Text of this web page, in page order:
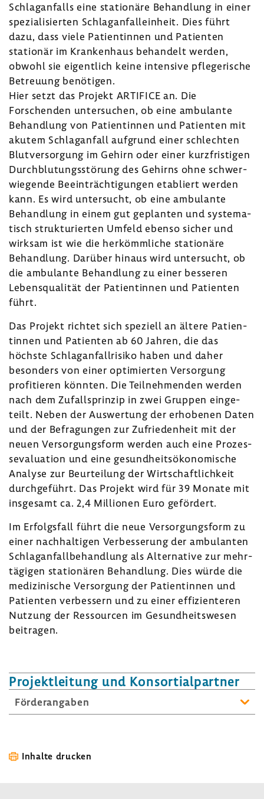
Schlag­an­falls eine statio­näre Behand­lung in einer
spezia­li­sierten Schlag­an­fal­l­ein­heit. Dies führt
dazu, dass viele Pati­en­tinnen und Pati­enten
stationär im Kran­ken­haus behan­delt werden,
obwohl sie eigent­lich keine inten­sive pfle­ge­ri­sche
Betreuung benö­tigen.
Hier setzt das Projekt ARTI­FICE an. Die
Forschenden unter­su­chen, ob eine ambu­lante
Behand­lung von Pati­en­tinnen und Pati­enten mit
akutem Schlag­an­fall aufgrund einer schlechten
Blut­ver­sor­gung im Gehirn oder einer kurz­fris­tigen
Durch­blu­tungs­stö­rung des Gehirns ohne schwer­
wie­gende Beein­träch­ti­gungen etabliert werden
kann. Es wird unter­sucht, ob eine ambu­lante
Behand­lung in einem gut geplanten und syste­ma­
tisch struk­tu­rierten Umfeld ebenso sicher und
wirksam ist wie die herkömm­liche statio­näre
Behand­lung. Darüber hinaus wird unter­sucht, ob
die ambu­lante Behand­lung zu einer besseren
Lebens­qua­lität der Pati­en­tinnen und Pati­enten
führt.
Das Projekt richtet sich speziell an ältere Pati­en­
tinnen und Pati­enten ab 60 Jahren, die das
höchste Schlag­an­fall­ri­siko haben und daher
beson­ders von einer opti­mierten Versor­gung
profi­tieren könnten. Die Teil­neh­menden werden
nach dem Zufalls­prinzip in zwei Gruppen einge­
teilt. Neben der Auswer­tung der erho­benen Daten
und der Befra­gungen zur Zufrie­den­heit mit der
neuen Versor­gungs­form werden auch eine Prozes­
s­eva­lua­tion und eine gesund­heits­öko­no­mi­sche
Analyse zur Beur­tei­lung der Wirt­schaft­lich­keit
durch­ge­führt. Das Projekt wird für 39 Monate mit
insge­samt ca. 2,4 Millionen Euro geför­dert.
Im Erfolgs­fall führt die neue Versor­gungs­form zu
einer nach­hal­tigen Verbes­se­rung der ambu­lanten
Schlag­an­fall­be­hand­lung als Alter­na­tive zur mehr­
tä­gigen statio­nären Behand­lung. Dies würde die
medi­zi­ni­sche Versor­gung der Pati­en­tinnen und
Pati­enten verbes­sern und zu einer effi­zi­en­teren
Nutzung der Ressourcen im Gesund­heits­wesen
beitragen.
Projekt­lei­tung und Konsor­ti­al­partner
Förder­an­gaben
Inhalte drucken